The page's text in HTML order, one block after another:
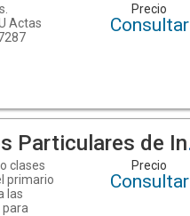
Actas
Precio
Consultar
Particulares de Ingles
clases
primario
las
para
Precio
Consultar